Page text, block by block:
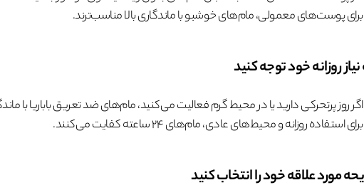
برای پوست‌های معمولی، مام‌های خوشبو با ماندگاری بالا مناسب‌ترند.
اگر روز پرتحرکی دارید یا در محیط گرم فعالیت می‌کنید، مام‌های ضد تعریق باباریا با ماندگاری 48 ساعته گزینه‌ای عالی
برای استفاده روزانه و محیط‌های عادی، مام‌های 24 ساعته کفایت می‌کنند.